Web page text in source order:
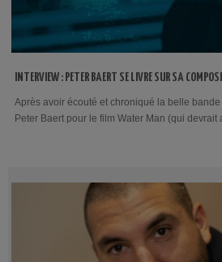
INTERVIEW : PETER BAERT SE LIVRE SUR SA
Après avoir écouté et chroniqué la belle
Peter Baert pour le film Water Man (qui devrait